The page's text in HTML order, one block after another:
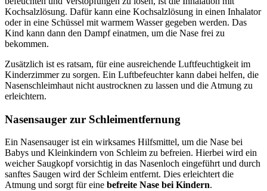
Kochsalzlösung. Dafür kann eine Kochsalzlösung in einen Inhalator
oder in eine Schüssel mit warmem Wasser gegeben werden. Das
Kind kann dann den Dampf einatmen, um die Nase frei zu
bekommen.
Zusätzlich ist es ratsam, für eine ausreichende Luftfeuchtigkeit im
Kinderzimmer zu sorgen. Ein Luftbefeuchter kann dabei helfen, die
Nasenschleimhaut nicht austrocknen zu lassen und die Atmung zu
erleichtern.
Nasensauger zur Schleimentfernung
Ein Nasensauger ist ein wirksames Hilfsmittel, um die Nase bei
Babys und Kleinkindern von Schleim zu befreien. Hierbei wird ein
weicher Saugkopf vorsichtig in das Nasenloch eingeführt und durch
sanftes Saugen wird der Schleim entfernt. Dies erleichtert die
Atmung und sorgt für eine befreite Nase bei Kindern.